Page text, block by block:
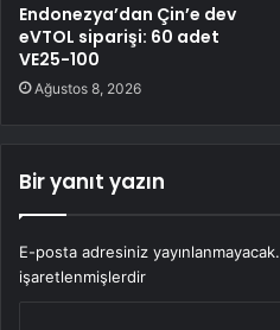
Endonezya’dan Çin’e dev
eVTOL siparişi: 60 adet
VE25-100
Ağustos 8, 2026
Bir yanıt yazın
E-posta adresiniz yayınlanmayacak.
işaretlenmişlerdir